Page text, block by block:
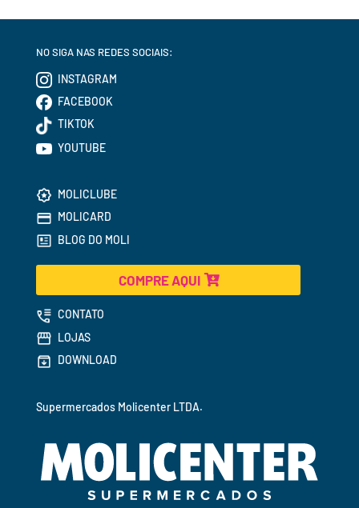
NO SIGA NAS REDES SOCIAIS:
INSTAGRAM
FACEBOOK
TIKTOK
YOUTUBE
MOLICLUBE
MOLICARD
BLOG DO MOLI
COMPRE AQUI
CONTATO
LOJAS
DOWNLOAD
Supermercados Molicenter LTDA.